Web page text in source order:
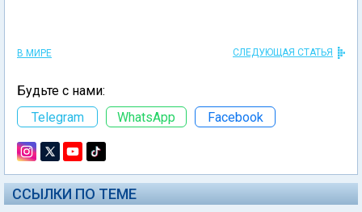
В МИРЕ СЛЕДУЮЩАЯ СТАТЬЯ
Будьте с нами:
Telegram
WhatsApp Facebook
ССЫЛКИ ПО ТЕМЕ